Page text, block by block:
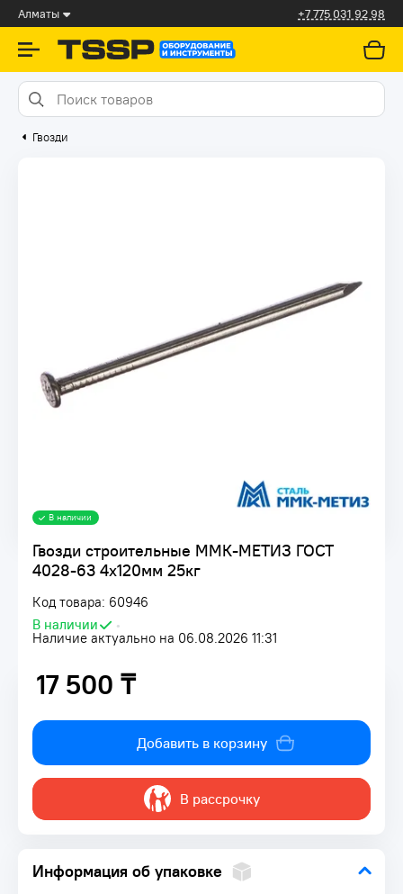
Алматы +7 775 031 92 98
Гвозди
Гвозди строительные ММК-МЕТИЗ ГОСТ
4028-63 4х120мм 25кг
Код товара: 60946
В наличии
•
Наличие актуально на 06.08.2026 11:31
В наличии
17 500 ₸
17 500 ₸
Добавить в корзину
В рассрочку
Информация об упаковке